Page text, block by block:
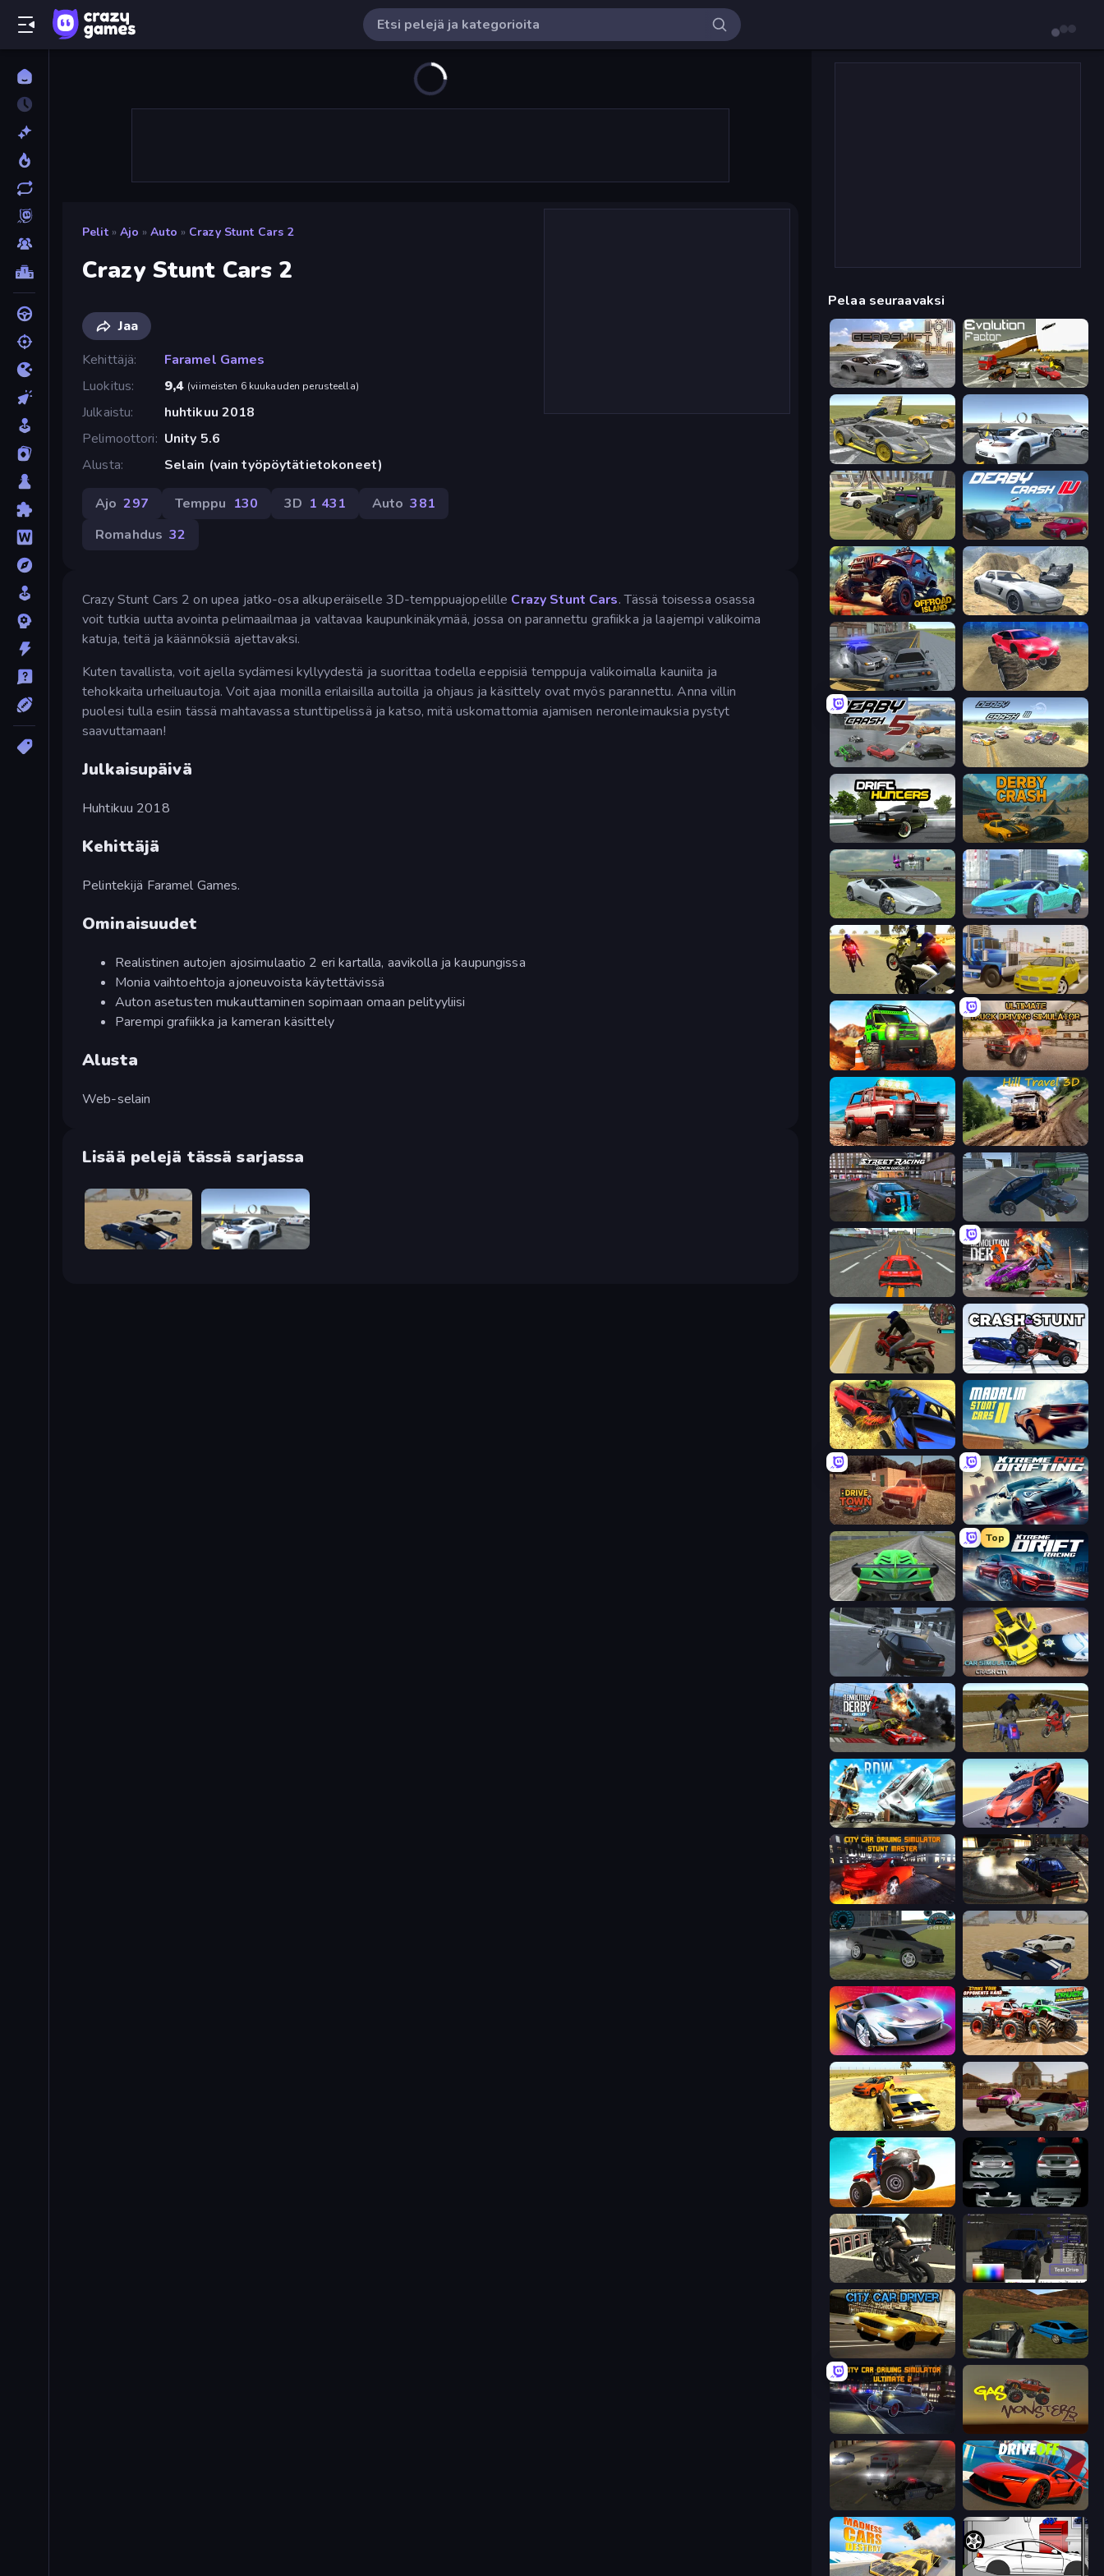
Pelit » Ajo » Auto » Crazy Stunt Cars 2
Crazy Stunt Cars 2
Jaa
Kehittäjä
Faramel Games
Luokitus
9,4 (viimeisten 6 kuukauden perusteella)
Julkaistu
huhtikuu 2018
Pelimoottori
Unity 5.6
Alusta
Selain (vain työpöytätietokoneet)
Ajo 297 Temppu 130 3D 1 431 Auto 381
Romahdus 32
Crazy Stunt Cars 2 on upea jatko-osa alkuperäiselle 3D-temppuajopelille Crazy Stunt Cars. Tässä toisessa osassa
voit tutkia uutta avointa pelimaailmaa ja valtavaa kaupunkinäkymää, jossa on parannettu grafiikka ja laajempi valikoima
katuja, teitä ja käännöksiä ajettavaksi.
Kuten tavallista, voit ajella sydämesi kyllyydestä ja suorittaa todella eeppisiä temppuja valikoimalla kauniita ja
tehokkaita urheiluautoja. Voit ajaa monilla erilaisilla autoilla ja ohjaus ja käsittely ovat myös parannettu. Anna villin
puolesi tulla esiin tässä mahtavassa stunttipelissä ja katso, mitä uskomattomia ajamisen neronleimauksia pystyt
saavuttamaan!
Julkaisupäivä
Huhtikuu 2018
Kehittäjä
Pelintekijä Faramel Games.
Ominaisuudet
Realistinen autojen ajosimulaatio 2 eri kartalla, aavikolla ja kaupungissa
Monia vaihtoehtoja ajoneuvoista käytettävissä
Auton asetusten mukauttaminen sopimaan omaan pelityyliisi
Parempi grafiikka ja kameran käsittely
Alusta
Web-selain
Lisää pelejä tässä sarjassa
Crazy Stunt Cars
Pelaa seuraavaksi
Gearshift One Evolution Factor
Wrong Way
4x4 Offroader Derby Crash 4
Offroad Island Derby Crash 2
RCC City Racing
Derby Crash 5 Derby Crash 3
Drift Hunters Derby Crash
Sports Cars Driver Real City Driver
3D Moto Simulator 2 Crazy Car Stunts
Offroad Life 3D Ultimate Truck Driving Simulator 2020
Offroad Masters Challenge Hill Travel 3D
Offroader V6
Modern Car Racing 2 Demolition Derby 3
Moto Rider 3D Crash & Stunt
Car Crash Simulator Royale Madalin Stunt Cars 2
DriveTown Xtreme City Drifting
Speed Racing Pro 2
Top
Xtreme DRIFT Racing
Transporter Hot Pursuit Car Simulator: Crash City
Demolition Derby 2 Crazy Moto Stunts
Real Drift World Hyper Cars Ramp Crash
City Classic Car Driving: 131
Drift Runner 3D Crazy Stunt Cars
Grand Cyber City Monster Truck Demolition Derby
3D Car Simulator Village Car Stunts
ATV Ultimate Offroad Decorate My BMW M5
Stunt Mania 3D Car Inspector: Truck
City Car Driver RCC Stunt Cars
DriveOff